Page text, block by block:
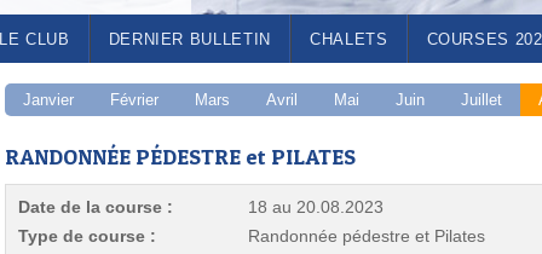
LE CLUB DERNIER BULLETIN CHALETS COURSES
Janvier Février Mars Avril Mai Juin Juillet
RANDONNÉE PÉDESTRE et PILATES
Date de la course :
18 au 20.08.2023
Type de course :
Randonnée pédestre et Pilates